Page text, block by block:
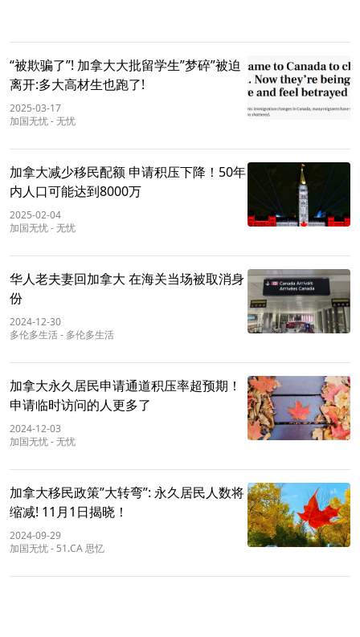
“被欺骗了”! 加拿大大批留学生”梦碎”被迫
离开:多大高材生也跑了!
2025-03-17
加国无忧-无忧
加拿大减少移民配额 申请积压下降！50年
内人口可能达到8000万
2025-02-04
加国无忧-无忧
华人老夫妻回加拿大 在海关当场被取消身
份
2024-12-30
多伦多生活- 多伦多生活
加拿大永久居民申请通道积压率超预期！
申请临时访问的人更多了
2024-12-03
加国无忧-无忧
加拿大移民政策”大转弯”: 永久居民人数将
缩减! 11月1日揭晓！
2024-09-29
加国无忧- 51.CA 思忆